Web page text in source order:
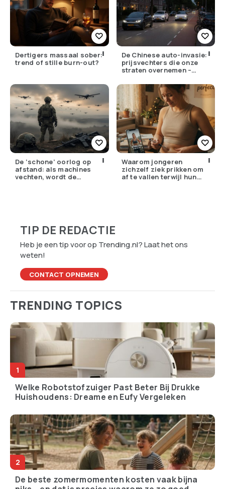
Dertigers massaal sober:
trend of stille burn-out?
De Chinese auto-invasie:
prijsvechters die onze
straten overnemen –
écht?
De ‘schone’ oorlog op
afstand: als machines
vechten, wordt de
Waarom jongeren
zichzelf ziek prikken om
af te vallen terwijl hun
Old school is het nieuwe
cool: de comeback van
gewoontes
Code rood en afgezegde
festivals: waarom
Nederland niet meer
tegen zijn eigen weer kan
Dit zijn de grootste
supermarktergernissen
van Nederlanders
(herken jij ze?)
17-jarige betast 9
Zelfscankassa’s: hoe